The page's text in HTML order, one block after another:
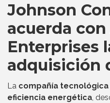
Johnson
acuerda
Enterprises
adquisición
La compañía
eficiencia energética,